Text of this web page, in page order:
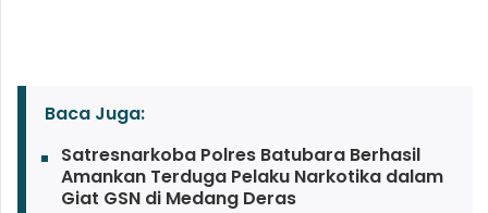
Baca Juga:
Satresnarkoba Polres Batubara Berhasil
Amankan Terduga Pelaku Narkotika dalam
Giat GSN di Medang Deras